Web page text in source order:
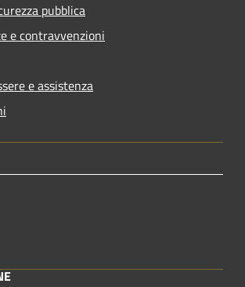
pubblica
e contravvenzioni
e assistenza